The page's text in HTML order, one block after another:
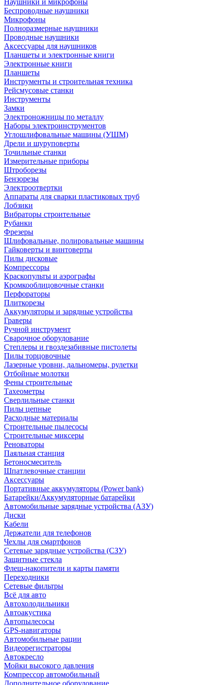
Наушники и микрофоны
Беспроводные наушники
Микрофоны
Полноразмерные наушники
Проводные наушники
Аксессуары для наушников
Планшеты и электронные книги
Электронные книги
Планшеты
Инструменты и строительная техника
Рейсмусовые станки
Инструменты
Замки
Электроножницы по металлу
Наборы электроинструментов
Углошлифовальные машины (УШМ)
Дрели и шуруповерты
Точильные станки
Измерительные приборы
Штроборезы
Бензорезы
Электроотвертки
Аппараты для сварки пластиковых труб
Лобзики
Вибраторы строительные
Рубанки
Фрезеры
Шлифовальные, полировальные машины
Гайковерты и винтоверты
Пилы дисковые
Компрессоры
Краскопульты и аэрографы
Кромкооблицовочные станки
Перфораторы
Плиткорезы
Аккумуляторы и зарядные устройства
Граверы
Ручной инструмент
Сварочное оборудование
Степлеры и гвоздезабивные пистолеты
Пилы торцовочные
Лазерные уровни, дальномеры, рулетки
Отбойные молотки
Фены строительные
Тахеометры
Сверлильные станки
Пилы цепные
Расходные материалы
Строительные пылесосы
Строительные миксеры
Реноваторы
Паяльная станция
Бетоносмеситель
Шпатлевочные станции
Аксессуары
Портативные аккумуляторы (Power bank)
Батарейки/Аккумуляторные батарейки
Автомобильные зарядные устройства (АЗУ)
Диски
Кабели
Держатели для телефонов
Чехлы для смартфонов
Сетевые зарядные устройства (СЗУ)
Защитные стекла
Флеш-накопители и карты памяти
Переходники
Сетевые фильтры
Всё для авто
Автохолодильники
Автоакустика
Автопылесосы
GPS-навигаторы
Автомобильные рации
Видеорегистраторы
Автокресло
Мойки высокого давления
Компрессор автомобильный
Дополнительное оборудование